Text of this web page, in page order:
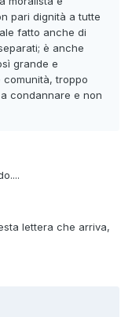
pari dignità a tutte
fatto anche di
è anche
grande e
troppo
condannare e non
lettera che arriva,